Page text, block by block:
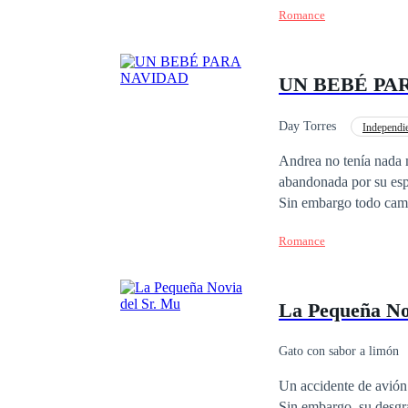
sabía que sería
Romance
UN BEBÉ
Day Torres
Andrea no tenía nada
abandonada por su
Sin embargo todo
treinta y dos años era
noticia a su padre enfermo, así
para encontrar una
vida y aún así se
Romance
La Pequeña
Gato con sabor a limón
Un accidente de